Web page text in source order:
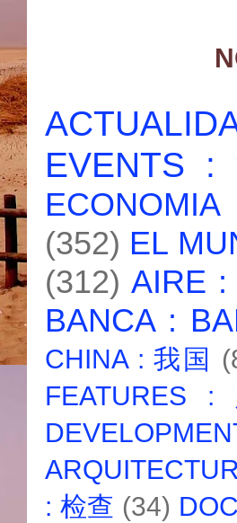
EVENTS :
(352) EL
(312) AIRE
BANCA :
CHINA : 我国
: 检查 (34)